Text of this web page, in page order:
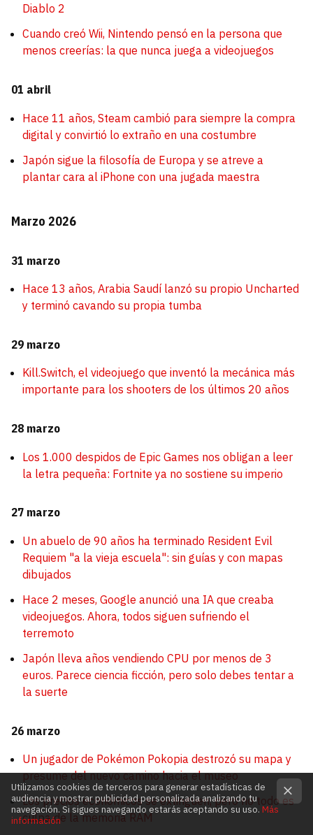
Diablo 2
Cuando creó Wii, Nintendo pensó en la persona que
menos creerías: la que nunca juega a videojuegos
01 abril
Hace 11 años, Steam cambió para siempre la compra
digital y convirtió lo extraño en una costumbre
Japón sigue la filosofía de Europa y se atreve a
plantar cara al iPhone con una jugada maestra
Marzo 2026
31 marzo
Hace 13 años, Arabia Saudí lanzó su propio Uncharted
y terminó cavando su propia tumba
29 marzo
Kill.Switch, el videojuego que inventó la mecánica más
importante para los shooters de los últimos 20 años
28 marzo
Los 1.000 despidos de Epic Games nos obligan a leer
la letra pequeña: Fortnite ya no sostiene su imperio
27 marzo
Un abuelo de 90 años ha terminado Resident Evil
Requiem "a la vieja escuela": sin guías y con mapas
dibujados
Hace 2 meses, Google anunció una IA que creaba
videojuegos. Ahora, todos siguen sufriendo el
terremoto
Japón lleva años vendiendo CPU por menos de 3
euros. Parece ciencia ficción, pero solo debes tentar a
la suerte
26 marzo
Un jugador de Pokémon Pokopia destrozó su mapa y
presume del nuevo camino hacia el museo
Los precios económicos se extinguen, pero no todo es
culpa de la memoria RAM
Utilizamos cookies de terceros para generar estadísticas de
audiencia y mostrar publicidad personalizada analizando tu
navegación. Si sigues navegando estarás aceptando su uso. Más
información